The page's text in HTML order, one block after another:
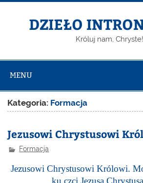
DZIEŁO
Króluj nam, Chryste!
MENU
Kategoria: Formacja
Jezusowi Chrystusowi
Formacja
Jezusowi Chrystusowi Królowi.
ku czci Jezusa